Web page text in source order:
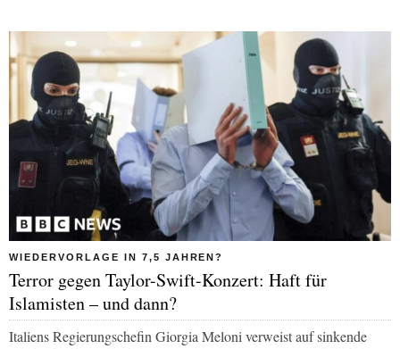
WIEDERVORLAGE IN 7,5 JAHREN?
Terror gegen Taylor-Swift-Konzert: Haft für
Islamisten – und dann?
Italiens Regierungschefin Giorgia Meloni verweist auf sinkende